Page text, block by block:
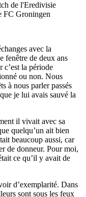
de l'Eredivisie
FC Groningen
avec la
fenêtre de deux ans
c’est la période
ou non. Nous
à nous parler passés
je lui avais sauvé la
il vivait avec sa
quelqu’un ait bien
beaucoup aussi, car
de donneur. Pour moi,
ce qu’il y avait de
d’exemplarité. Dans
sont sous les feux